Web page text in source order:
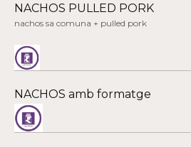
NACHOS PULLED PORK
nachos sa comuna + pulled pork
NACHOS amb formatge